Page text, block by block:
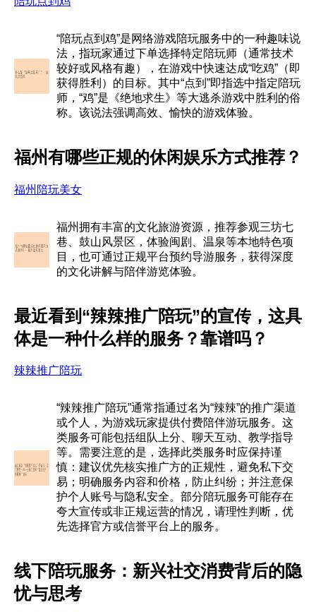
“陪玩点到鸡”是网络游戏陪玩服务中的一种趣味说
法，指玩家通过下单选择特定陪玩师（通常技术
较好或风格有趣），在游戏中快速达成“吃鸡”（即
获得胜利）的目标。其中“点到”即指选中指定陪玩
师，“鸡”是《绝地求生》等大逃杀游戏中胜利的俗
称。该说法强调高效、愉快的游戏体验。
福州有哪些正规的休闲娱乐方式推荐？
福州陪玩美女
福州拥有丰富的文化旅游资源，推荐参观三坊七
巷、鼓山风景区，体验闽剧、温泉等本地特色项
目，也可通过正规平台预约导游服务，获得深度
的文化讲解与陪伴游览体验。
最近看到“辣辣推广陪玩”的宣传，这具
体是一种什么样的服务？靠谱吗？
辣辣推广陪玩
“辣辣推广陪玩”通常指通过名为“辣辣”的推广渠道
或个人，为游戏玩家提供付费陪伴游玩服务。这
类服务可能包括组队上分、聊天互动、教学指导
等。需要注意的是，选择此类服务时应保持谨
慎：建议优先核实推广方的正规性，避免私下交
易；明确服务内容和价格，防止纠纷；并注意保
护个人账号与隐私安全。部分陪玩服务可能存在
夸大宣传或非正规运营的情况，请理性判断，优
先选择官方或信誉平台上的服务。
线下陪玩服务：新兴社交消费背后的隐
忧与思考